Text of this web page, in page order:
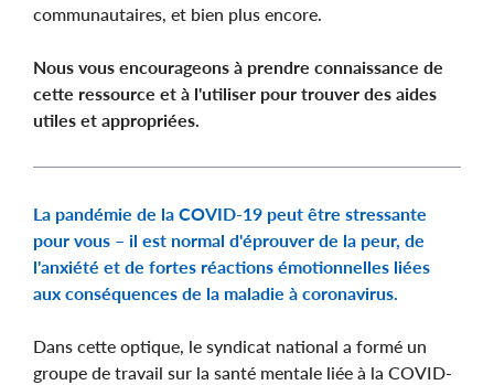
communautaires, et bien plus encore.
Nous vous encourageons à prendre connaissance de
cette ressource et à l'utiliser pour trouver des aides
utiles et appropriées.
La pandémie de la COVID-19 peut être stressante
pour vous – il est normal d'éprouver de la peur, de
l'anxiété et de fortes réactions émotionnelles liées
aux conséquences de la maladie à coronavirus.
Dans cette optique, le syndicat national a formé un
groupe de travail sur la santé mentale liée à la COVID-